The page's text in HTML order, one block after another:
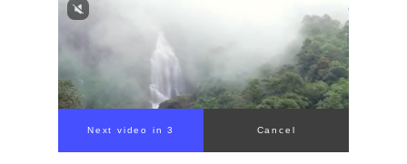
Next video in 1 Cancel